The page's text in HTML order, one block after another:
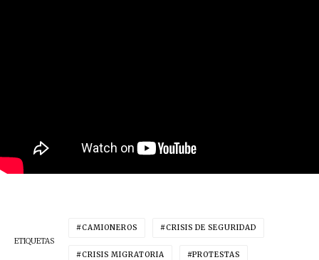
ETIQUETAS
CAMIONEROS CRISIS DE SEGURIDAD
CRISIS MIGRATORIA PROTESTAS